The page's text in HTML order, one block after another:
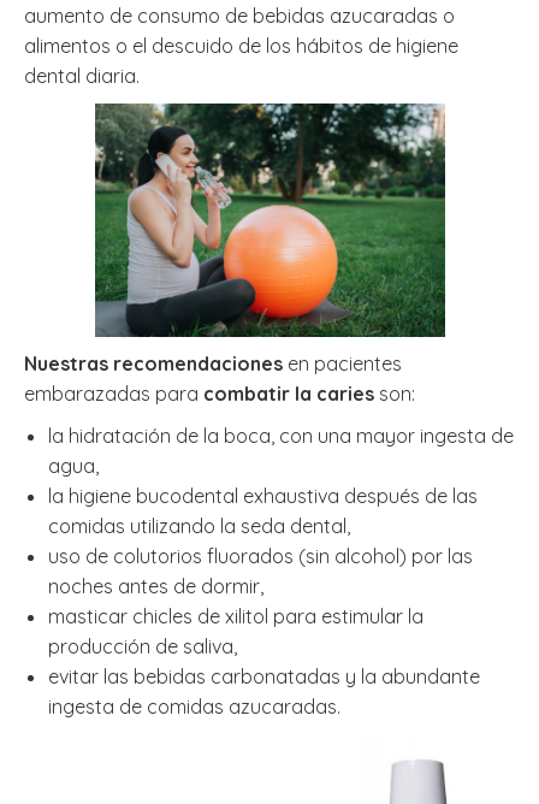
aumento de consumo de bebidas azucaradas o
alimentos o el descuido de los hábitos de higiene
dental diaria.
Nuestras recomendaciones en pacientes
embarazadas para combatir la caries son:
la hidratación de la boca, con una mayor ingesta de
agua,
la higiene bucodental exhaustiva después de las
comidas utilizando la seda dental,
uso de colutorios fluorados (sin alcohol) por las
noches antes de dormir,
masticar chicles de xilitol para estimular la
producción de saliva,
evitar las bebidas carbonatadas y la abundante
ingesta de comidas azucaradas.